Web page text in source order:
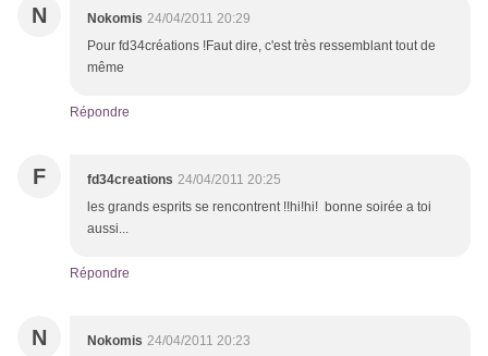
N Nokomis 24/04/2011 20:29
Pour fd34créations !Faut dire, c'est très ressemblant tout de
même
Répondre
F fd34creations 24/04/2011 20:25
les grands esprits se rencontrent !!hi!hi! bonne soirée a toi
aussi...
Répondre
N Nokomis 24/04/2011 20:23